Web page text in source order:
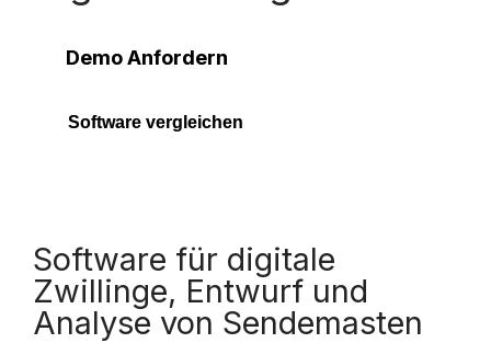
Demo Anfordern
Software vergleichen
Software für digitale
Zwillinge, Entwurf und
Analyse von Sendemasten